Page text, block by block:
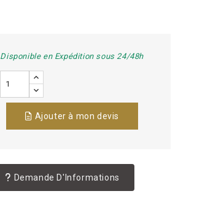
Disponible en Expédition sous 24/48h
Ajouter à mon devis
Demande D'Informations